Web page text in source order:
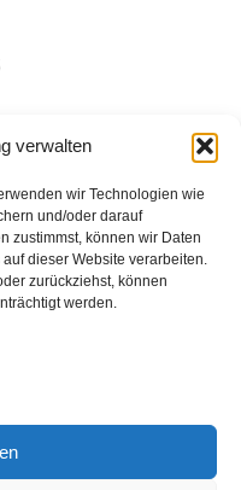
verwalten
wir Technologien wie
und/oder darauf
zustimmst, können wir Daten
dieser Website verarbeiten.
zurückziehst, können
werden.
in unserem